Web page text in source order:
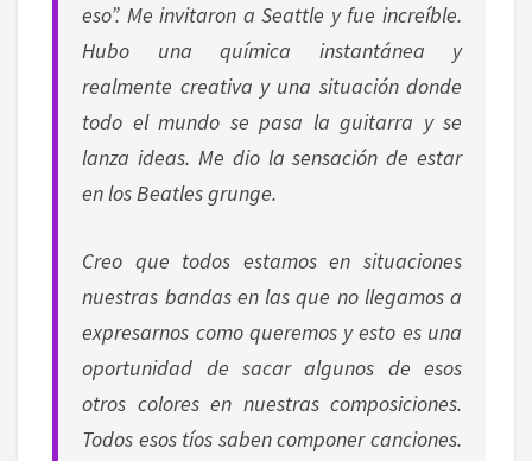
eso”. Me invitaron a Seattle y fue increíble.
Hubo una química instantánea y
realmente creativa y una situación donde
todo el mundo se pasa la guitarra y se
lanza ideas. Me dio la sensación de estar
en los Beatles grunge.
Creo que todos estamos en situaciones
nuestras bandas en las que no llegamos a
expresarnos como queremos y esto es una
oportunidad de sacar algunos de esos
otros colores en nuestras composiciones.
Todos esos tíos saben componer canciones.